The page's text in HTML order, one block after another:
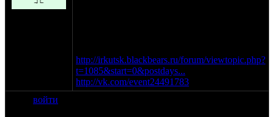
http://irkutsk.blackbears.ru/forum/viewtopic.php?
t=1085&start=0&postdays...
http://vk.com/event24491783
войти